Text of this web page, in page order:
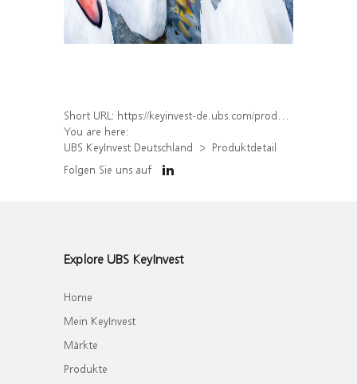
Short URL: https://keyinvest-de.ubs.com/produkt/detail/index/isin/DE000WA7D3G9
You are here:
UBS KeyInvest Deutschland
Produktdetail
Folgen Sie uns auf
Explore UBS KeyInvest
Home
Mein KeyInvest
Märkte
Produkte